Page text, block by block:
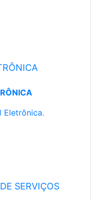
Eletrônica.
SERVIÇOS